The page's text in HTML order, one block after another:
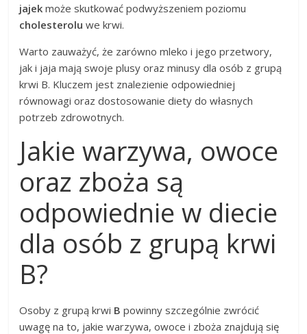
jajek może skutkować podwyższeniem poziomu
cholesterolu we krwi.
Warto zauważyć, że zarówno mleko i jego przetwory,
jak i jaja mają swoje plusy oraz minusy dla osób z grupą
krwi B. Kluczem jest znalezienie odpowiedniej
równowagi oraz dostosowanie diety do własnych
potrzeb zdrowotnych.
Jakie warzywa, owoce
oraz zboża są
odpowiednie w diecie
dla osób z grupą krwi
B?
Osoby z grupą krwi B powinny szczególnie zwrócić
uwagę na to, jakie warzywa, owoce i zboża znajdują się